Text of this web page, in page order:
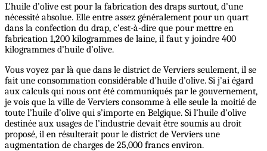
L’huile d’olive est pour la fabrication des draps surtout, d’une
nécessité absolue. Elle entre assez généralement pour un quart
dans la confection du drap, c’est-à-dire que pour mettre en
fabrication 1,200 kilogrammes de laine, il faut y joindre 400
kilogrammes d’huile d’olive.
Vous voyez par là que dans le district de Verviers seulement, il se
fait une consommation considérable d’huile d’olive. Si j’ai égard
aux calculs qui nous ont été communiqués par le gouvernement,
je vois que la ville de Verviers consomme à elle seule la moitié de
toute l’huile d’olive qui s’importe en Belgique. Si l’huile d’olive
destinée aux usages de l’industrie devait être soumis au droit
proposé, il en résulterait pour le district de Verviers une
augmentation de charges de 25,000 francs environ.